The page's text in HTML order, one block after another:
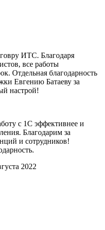
ИТС. Благодаря
все работы
Отдельная благодарность
Евгению Батаеву за
настрой!
с 1С эффективнее и
Благодарим за
и сотрудников!
2022